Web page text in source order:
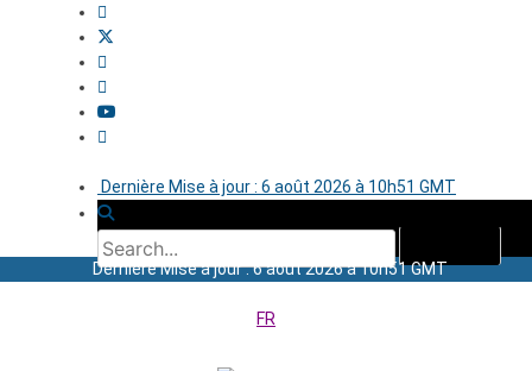
Dernière Mise à jour : 6 août 2026 à 10h51 GMT
Dernière Mise à jour : 6 août 2026 à 10h51 GMT
FR